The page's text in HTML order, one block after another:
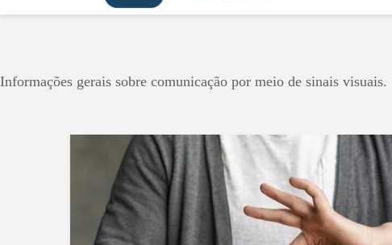
Informações gerais sobre comunicação por meio de sinais visuais.